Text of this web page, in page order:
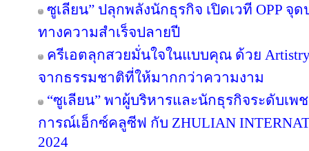
ซูเลียน” ปลุกพลังนักธุรกิจ เปิดเวที OPP จุ
ทางความสำเร็จปลายปี
ครีเอตลุกสวยมั่นใจในแบบคุณ ด้วย
จากธรรมชาติที่ให้มากกว่าความงาม
“ซูเลียน” พาผู้บริหารและนักธุรกิจระดับเ
การณ์เอ็กซ์คลูซีฟ กับ ZHULIAN
2024